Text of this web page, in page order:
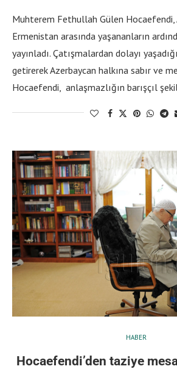
Muhterem Fethullah Gülen Hocaefendi,
Ermenistan arasında yaşananların
yayınladı. Çatışmalardan dolayı
getirerek Azerbaycan halkına sabır ve
Hocaefendi, anlaşmazlığın barışçıl
HABER
Hocaefendi’den taziye